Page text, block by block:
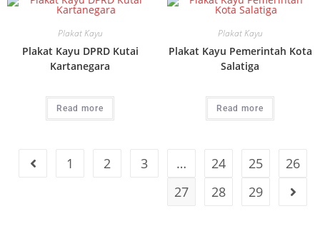
Plakat Kayu
Plakat Kayu DPRD Kutai
Kartanegara
Read more
Plakat Kayu
Plakat Kayu Pemerintah Kota
Salatiga
Read more
1 2 3 … 24 25
26
27
28 29